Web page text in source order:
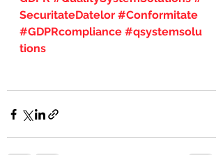
SecuritateDatelor #Conformitate
#GDPRcompliance #qsystemsolu
tions